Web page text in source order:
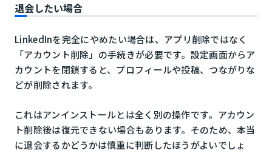
退会したい場合
LinkedInを完全にやめたい場合は、アプリ削除ではなく
「アカウント削除」の手続きが必要です。設定画面からア
カウントを閉鎖すると、プロフィールや投稿、つながりな
どが削除されます。
これはアンインストールとは全く別の操作です。アカウン
ト削除後は復元できない場合もあります。そのため、本当
に退会するかどうかは慎重に判断したほうがよいでしょ